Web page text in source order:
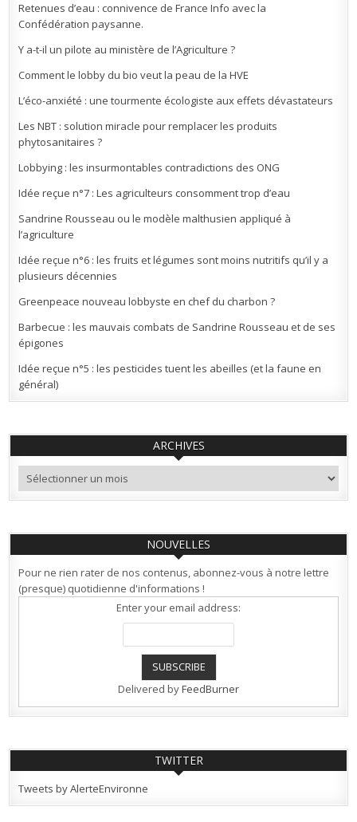
Retenues d’eau : connivence de France Info avec la
Confédération paysanne.
Y a-t-il un pilote au ministère de l’Agriculture ?
Comment le lobby du bio veut la peau de la HVE
L’éco-anxiété : une tourmente écologiste aux effets dévastateurs
Les NBT : solution miracle pour remplacer les produits
phytosanitaires ?
Lobbying : les insurmontables contradictions des ONG
Idée reçue n°7 : Les agriculteurs consomment trop d’eau
Sandrine Rousseau ou le modèle malthusien appliqué à
l’agriculture
Idée reçue n°6 : les fruits et légumes sont moins nutritifs qu’il y a
plusieurs décennies
Greenpeace nouveau lobbyste en chef du charbon ?
Barbecue : les mauvais combats de Sandrine Rousseau et de ses
épigones
Idée reçue n°5 : les pesticides tuent les abeilles (et la faune en
général)
ARCHIVES
Archives
NOUVELLES
Pour ne rien rater de nos contenus, abonnez-vous à notre lettre
(presque) quotidienne d'informations !
Enter your email address:
Delivered byFeedBurner
TWITTER
Tweets by AlerteEnvironne